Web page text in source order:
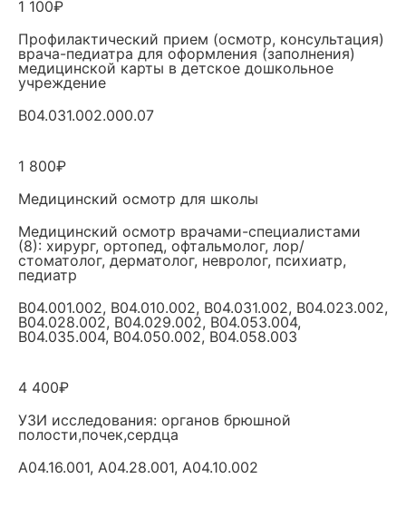
1 100₽
Профилактический прием (осмотр, консультация)
врача-педиатра для оформления (заполнения)
медицинской карты в детское дошкольное
учреждение
B04.031.002.000.07
1 800₽
Медицинский осмотр для школы
Медицинский осмотр врачами-специалистами
(8): хирург, ортопед, офтальмолог, лор/
стоматолог, дерматолог, невролог, психиатр,
педиатр
B04.001.002, B04.010.002, B04.031.002, B04.023.002,
B04.028.002, B04.029.002, B04.053.004,
B04.035.004, B04.050.002, B04.058.003
4 400₽
УЗИ исследования: органов брюшной
полости,почек,сердца
A04.16.001, A04.28.001, A04.10.002